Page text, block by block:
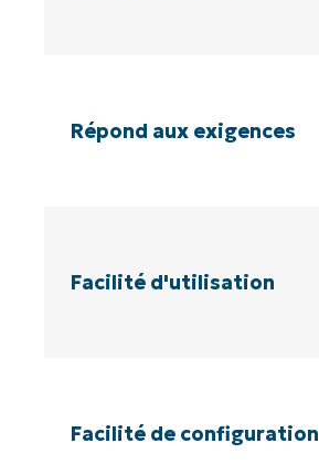
Répond aux exigences
Facilité d'utilisation
Facilité de configuration